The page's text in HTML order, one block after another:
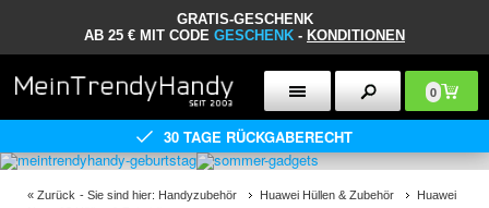
GRATIS-GESCHENK
AB 25 € MIT CODE GESCHENK - KONDITIONEN
0
30 TAGE RÜCKGABERECHT
« Zurück - Sie sind hier: Handyzubehör Huawei Hüllen & Zubehör
Huawei